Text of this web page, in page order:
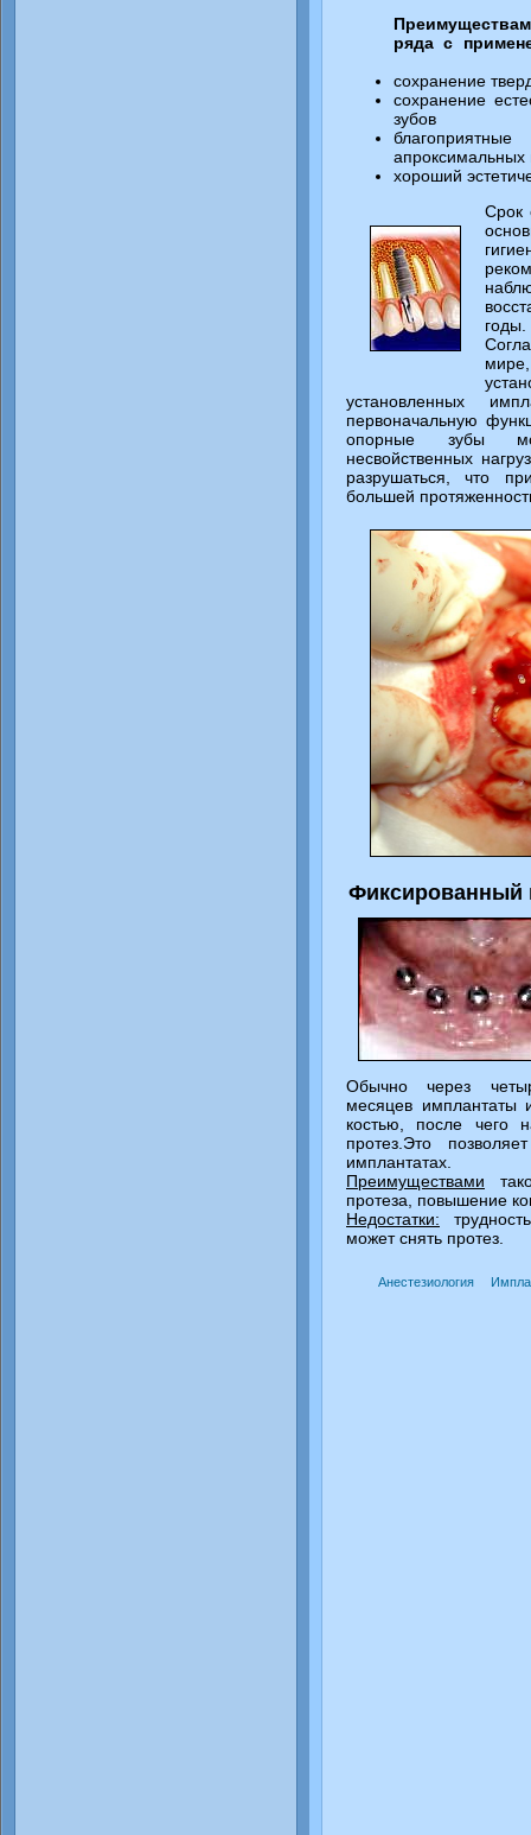
ряда с
сохранение
сохранение
зубов
хороший
Срок
годы.
установленных
первоначальную
опорные зубы
несвойственных
разрушаться, что
большей
Фиксированный
Обычно через
месяцев имплантаты
костью, после чего
протез.Это
имплантатах.
Преимуществами
протеза, повышение
Недостатки:
может снять протез.
Анестезиология